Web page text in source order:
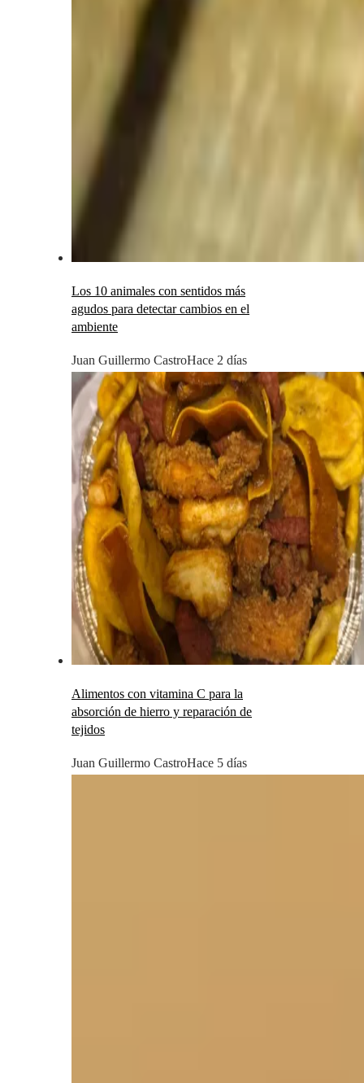
Los 10 animales con sentidos más
agudos para detectar cambios en el
ambiente
Juan Guillermo CastroHace 2 días
Alimentos con vitamina C para la
absorción de hierro y reparación de
tejidos
Juan Guillermo CastroHace 5 días